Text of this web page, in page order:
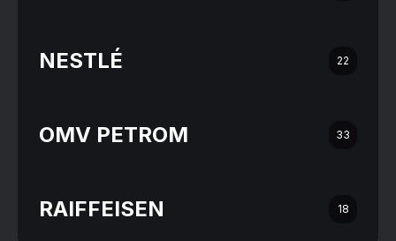
NESTLÉ 22
OMV PETROM 33
RAIFFEISEN 18